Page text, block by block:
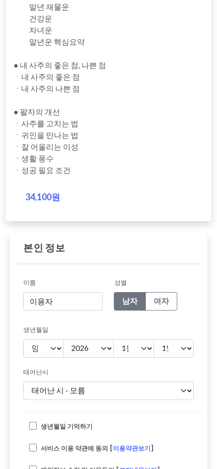
말년 재물운
건강운
자녀운
말년운 핵심요약
● 내 사주의 좋은 점, 나쁜 점
ㆍ내 사주의 좋은 점
ㆍ내 사주의 나쁜 점
● 팔자의 개선
ㆍ사주를 고치는 법
ㆍ귀인을 만나는 법
ㆍ잘 어울리는 이성
ㆍ생활 풍수
ㆍ성공 필요 조건
34,100원
본인 정보
이름 성별
남자 여자
생년월일
태어난시
생년월일 기억하기
서비스 이용 약관에 동의 [이용약관보기]